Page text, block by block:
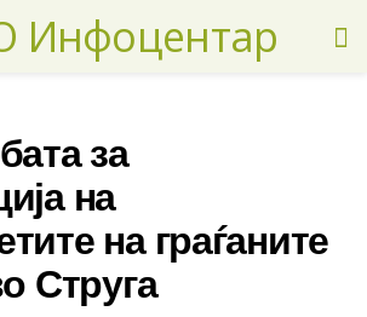
за
на
на граѓаните
Струга